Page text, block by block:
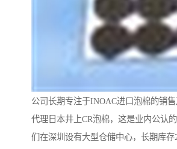
公司长期专注于INOAC进口泡棉的销
代理日本井上CR泡棉，这是业内公认
们在深圳设有大型仓储中心，长期库存